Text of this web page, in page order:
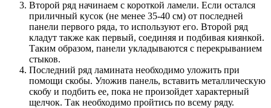
Второй ряд начинаем с короткой ламели. Если остался
приличный кусок (не менее 35-40 см) от последней
панели первого ряда, то используют его. Второй ряд
кладут также как первый, соединяя и подбивая киянкой.
Таким образом, панели укладываются с перекрыванием
стыков.
Последний ряд ламината необходимо уложить при
помощи скобы. Уложив панель, вставить металлическую
скобу и подбить ее, пока не произойдет характерный
щелчок. Так необходимо пройтись по всему ряду.